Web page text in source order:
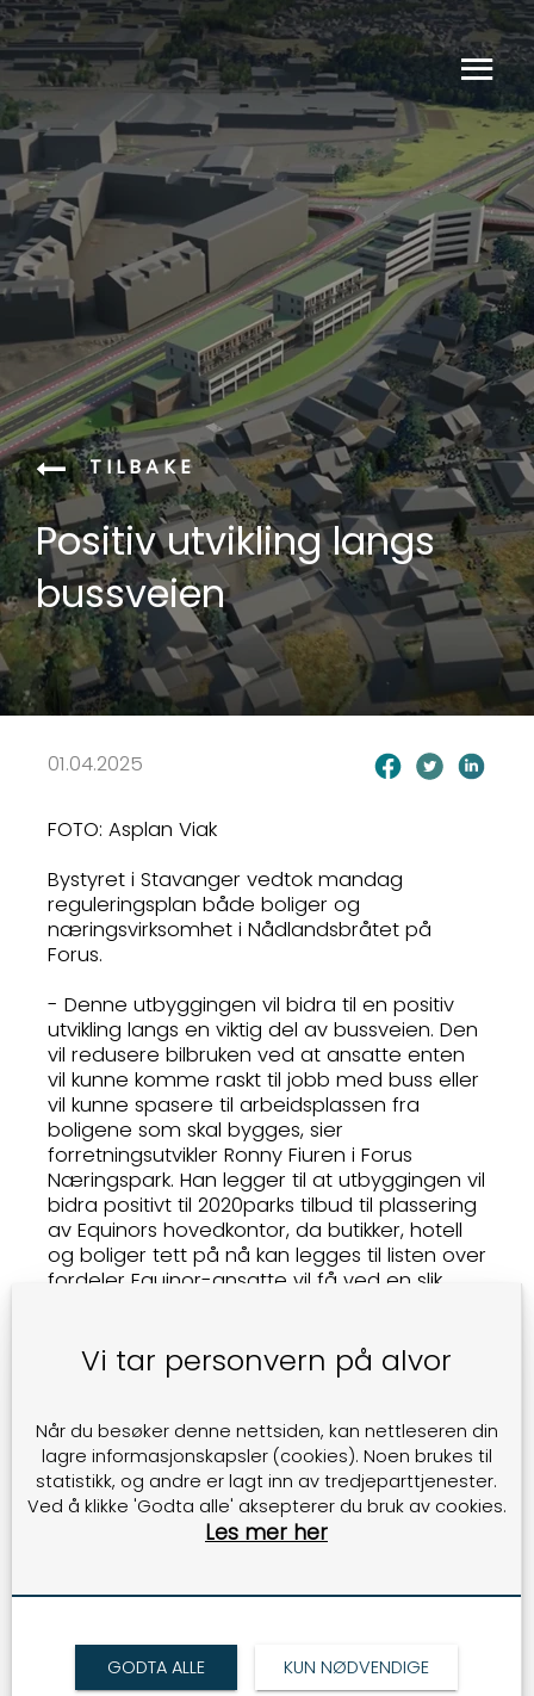
TILBAKE
Positiv utvikling langs
bussveien
01.04.2025
FOTO: Asplan Viak
Bystyret i Stavanger vedtok mandag
reguleringsplan både boliger og
næringsvirksomhet i Nådlandsbråtet på
Forus.
- Denne utbyggingen vil bidra til en positiv
utvikling langs en viktig del av bussveien. Den
vil redusere bilbruken ved at ansatte enten
vil kunne komme raskt til jobb med buss eller
vil kunne spasere til arbeidsplassen fra
boligene som skal bygges, sier
forretningsutvikler Ronny Fiuren i Forus
Næringspark. Han legger til at utbyggingen vil
bidra positivt til 2020parks tilbud til plassering
av Equinors hovedkontor, da butikker, hotell
og boliger tett på nå kan legges til listen over
fordeler Equinor-ansatte vil få ved en slik
Asplan Viak hadde på vegne av grunneier
fremmet et forslag til detaljregulering for en
rette for en ny nærings- og boligblokk med
et samlet bruksareal (BRA) på 12 000 m², i
tillegg til kjeller. Bygningen vil bli en
kombinasjon av boliger, forretninger,
kontorer, hotell, bevertning og tjenesteyting.
vil bidra til å styrke den bymessige strukturen
samt nye boliger. Etter høring og offentlig
ettersyn har innsigelser knyttet til
Vi tar personvern på alvor
Når du besøker denne nettsiden, kan nettleseren din
lagre informasjonskapsler (cookies). Noen brukes til
statistikk, og andre er lagt inn av tredjeparttjenester.
Ved å klikke 'Godta alle' aksepterer du bruk av cookies.
Les mer her
GODTA ALLE KUN NØDVENDIGE